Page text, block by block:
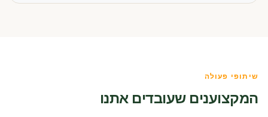
שיתופי פעולה
המקצוענים שעובדים אתנו